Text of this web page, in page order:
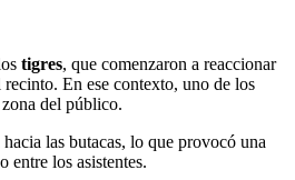
tigres, que comenzaron a reaccionar
En ese contexto, uno de los
del público.
hacia las butacas, lo que provocó una
entre los asistentes.